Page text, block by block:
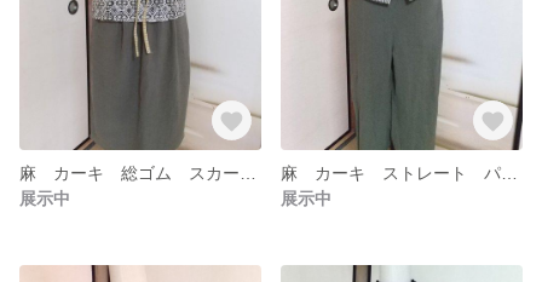
展示中
展示中